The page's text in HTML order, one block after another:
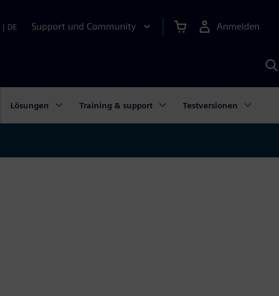
| DE Support und Community Anmelden
KI
Lösungen Training & support Testversionen